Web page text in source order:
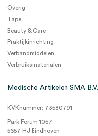
Overig
Tape
Beauty & Care
Praktijkinrichting
Verbandmiddelen
Verbruiksmaterialen
Medische Artikelen SMA B.V.
KVKnummer: 73580791
Park Forum 1057
5657 HJ Eindhoven